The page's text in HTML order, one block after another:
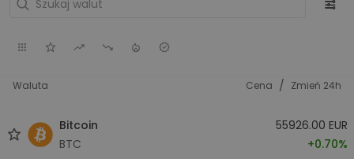
Waluta Cena / Zmień 24h
Bitcoin
BTC
55926.00 EUR
+0.70%